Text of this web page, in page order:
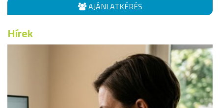
AJÁNLATKÉRÉS
Hírek